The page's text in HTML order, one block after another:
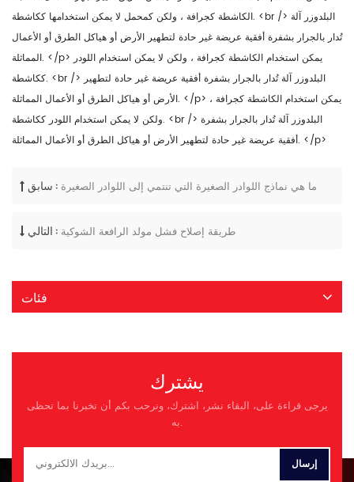
الكاشطة كجرافة ، ولكن كمحمل لا يمكن استخدامها ككاشطة. <br /> البلدوزر آلة
تُدار بالجرار بشفرة أفقية عريضة غير حادة لتطهير الأرض أو هياكل الطرق أو الأعمال
المماثلة. </p> يمكن استخدام الكاشطة كجرافة ، ولكن لا يمكن استخدام اللودر
ككاشطة. <br /> البلدوزر آلة تُدار بالجرار بشفرة أفقية عريضة غير حادة لتطهير
الأرض أو هياكل الطرق أو الأعمال المماثلة. </p> يمكن استخدام الكاشطة كجرافة ،
ولكن لا يمكن استخدام اللودر ككاشطة. <br /> البلدوزر آلة تُدار بالجرار بشفرة
أفقية عريضة غير حادة لتطهير الأرض أو هياكل الطرق أو الأعمال المماثلة. </p>
سابق : ما هي نماذج اللوادر الصغيرة التي تنتمي إلى اللوادر الصغيرة
التالي : طريقة إصلاح فشل مولد الرافعة الشوكية
فئات
يشترك
يرجى قراءة على، البقاء نشر، اشترك، ونرحب بكم أن تخبرنا بما تحظى
به.